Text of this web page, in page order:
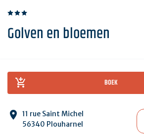
Golven en bloemen
BOEK
11 rue Saint Michel
56340 Plouharnel